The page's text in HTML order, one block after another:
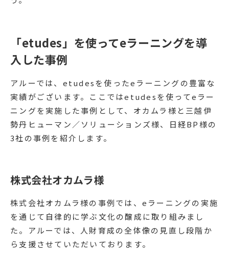
「etudes」を使ってeラーニングを導
入した事例
アルーでは、etudesを使ったeラーニングの豊富な
実績がございます。ここではetudesを使ってeラー
ニングを実施した事例として、オカムラ様と三越伊
勢丹ヒューマン／ソリューションズ様、日経BP様の
3社の事例を紹介します。
株式会社オカムラ様
株式会社オカムラ様の事例では、eラーニングの実施
を通じて自律的に学ぶ文化の醸成に取り組みまし
た。アルーでは、人財育成の全体像の見直し段階か
ら支援させていただいております。